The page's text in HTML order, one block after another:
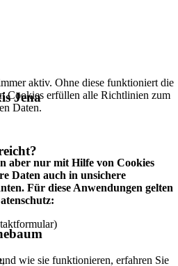
Jena
aktiv. Ohne diese funktioniert die
Cookies erfüllen alle Richtlinien zum
Daten.
aber nur mit Hilfe von Cookies
Daten auch in unsichere
Für diese Anwendungen gelten
wie sie funktionieren, erfahren Sie